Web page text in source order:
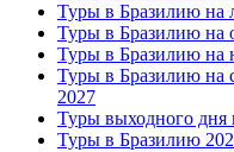
Туры в Бразилию на
Туры в Бразилию на
Туры в Бразилию на
Туры в Бразилию на
2027
Туры выходного дня
Туры в Бразилию